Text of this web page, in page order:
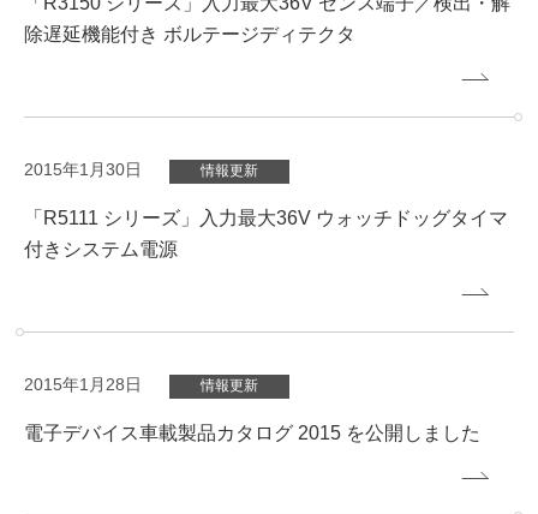
除遅延機能付き ボルテージディテクタ
2015年1月30日 情報更新
「R5111 シリーズ」入力最大36V ウォッチドッグタイマ
付きシステム電源
2015年1月28日 情報更新
電子デバイス車載製品カタログ 2015 を公開しました